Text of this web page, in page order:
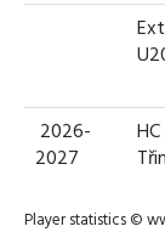
2026-
2027
Player statistics ©